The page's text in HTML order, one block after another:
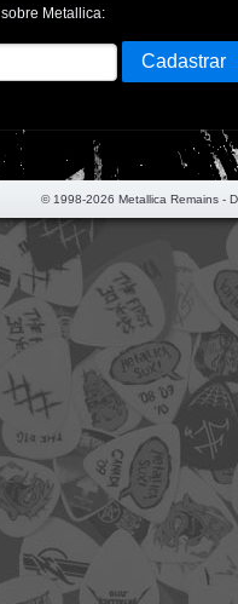
Metallica:
© 1998-2026 Metallica Remains -